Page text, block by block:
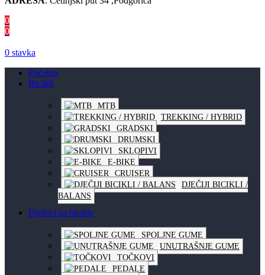
0
0
0 stavka
Početna
Bicikli
MTB
TREKKING / HYBRID
GRADSKI
DRUMSKI
SKLOPIVI
E-BIKE
CRUISER
DJEČIJI BICIKLI /
BALANS
Djelovi za bicikle
SPOLJNE GUME
UNUTRAŠNJE GUME
TOČKOVI
PEDALE